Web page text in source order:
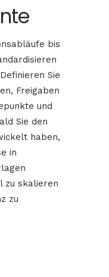
bis
Sie
Freigaben
und
Sie den
haben,
in
zu skalieren
zu